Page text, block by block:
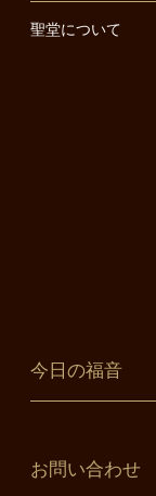
聖堂について
今日の福音
お問い合わせ